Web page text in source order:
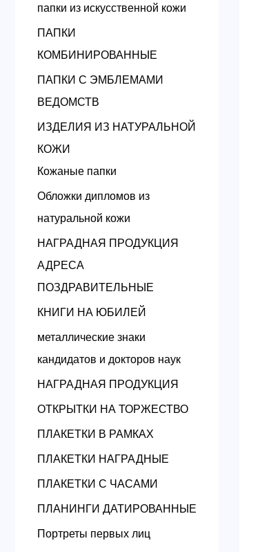
папки из искусственной кожи
ПАПКИ
КОМБИНИРОВАННЫЕ
ПАПКИ С ЭМБЛЕМАМИ
ВЕДОМСТВ
ИЗДЕЛИЯ ИЗ НАТУРАЛЬНОЙ
КОЖИ
Кожаные папки
Обложки дипломов из
натуральной кожи
НАГРАДНАЯ ПРОДУКЦИЯ
АДРЕСА
ПОЗДРАВИТЕЛЬНЫЕ
КНИГИ НА ЮБИЛЕЙ
металлические знаки
кандидатов и докторов наук
НАГРАДНАЯ ПРОДУКЦИЯ
ОТКРЫТКИ НА ТОРЖЕСТВО
ПЛАКЕТКИ В РАМКАХ
ПЛАКЕТКИ НАГРАДНЫЕ
ПЛАКЕТКИ С ЧАСАМИ
ПЛАНИНГИ ДАТИРОВАННЫЕ
Портреты первых лиц